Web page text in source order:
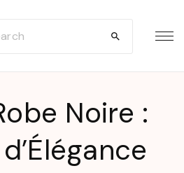
c
f
Noire :